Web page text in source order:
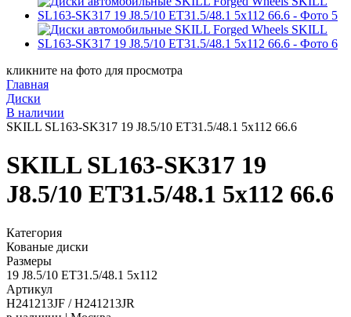
кликните на фото для просмотра
Главная
Диски
В наличии
SKILL SL163-SK317 19 J8.5/10 ET31.5/48.1 5x112 66.6
SKILL SL163-SK317 19
J8.5/10 ET31.5/48.1 5x112 66.6
Категория
Кованые диски
Размеры
19 J8.5/10 ET31.5/48.1 5x112
Артикул
H241213JF / H241213JR